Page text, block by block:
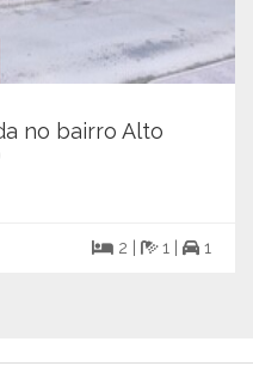
no bairro Alto
2 | 1 | 1